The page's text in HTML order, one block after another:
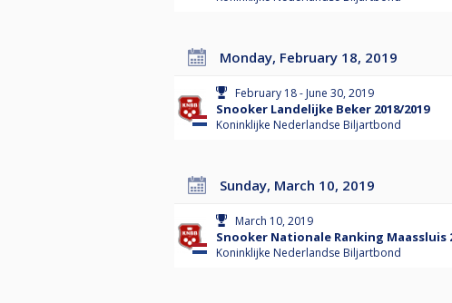
Monday, February 18, 2019
February 18 - June 30, 2019
Snooker Landelijke Beker 2018/2019
Koninklijke Nederlandse Biljartbond
Sunday, March 10, 2019
March 10, 2019
Snooker Nationale Ranking Maassluis
Koninklijke Nederlandse Biljartbond